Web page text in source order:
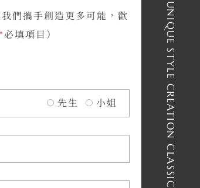
UNIQUE STYLE CREATION CLASSICS
們攜手創造更多可能，歡
*必填項目）
先生 小姐